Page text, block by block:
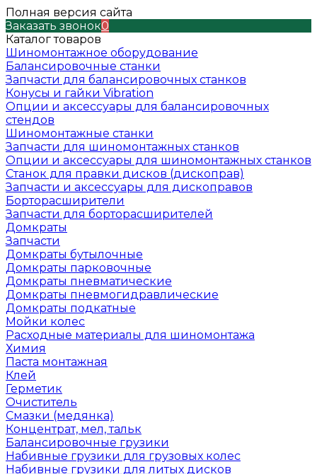
Полная версия сайта
Заказать звонок0
Каталог товаров
Шиномонтажное оборудование
Балансировочные станки
Запчасти для балансировочных станков
Конусы и гайки Vibration
Опции и аксессуары для балансировочных
стендов
Шиномонтажные станки
Запчасти для шиномонтажных станков
Опции и аксессуары для шиномонтажных станков
Станок для правки дисков (дископрав)
Запчасти и аксессуары для дископравов
Борторасширители
Запчасти для борторасширителей
Домкраты
Запчасти
Домкраты бутылочные
Домкраты парковочные
Домкраты пневматические
Домкраты пневмогидравлические
Домкраты подкатные
Мойки колес
Расходные материалы для шиномонтажа
Химия
Паста монтажная
Клей
Герметик
Очиститель
Смазки (медянка)
Концентрат, мел, тальк
Балансировочные грузики
Набивные грузики для грузовых колес
Набивные грузики для литых дисков